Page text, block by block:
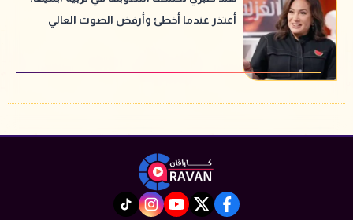
أعتذر عندما أخطئ وأرفض الصوت العالي
facebook
twitter
youtube
instagram
tiktok